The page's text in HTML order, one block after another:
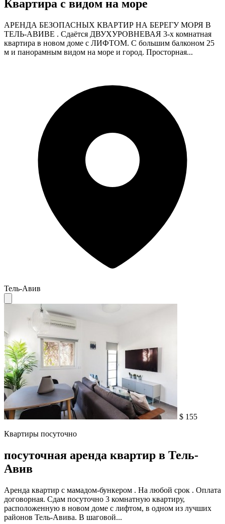
Квартира с видом на море
АРЕНДА БЕЗОПАСНЫХ КВАРТИР НА БЕРЕГУ МОРЯ В
ТЕЛЬ-АВИВЕ . Сдаётся ДВУХУРОВНЕВАЯ 3-х комнатная
квартира в новом доме с ЛИФТОМ. С большим балконом 25
м и панорамным видом на море и город. Просторная...
Тель-Авив
$ 155
Квартиры посуточно
посуточная аренда квартир в Тель-
Авив
Аренда квартир с мамадом-бункером . На любой срок . Оплата
договорная. Сдам посуточно 3 комнатную квартиру,
расположенную в новом доме с лифтом, в одном из лучших
районов Тель-Авива. В шаговой...